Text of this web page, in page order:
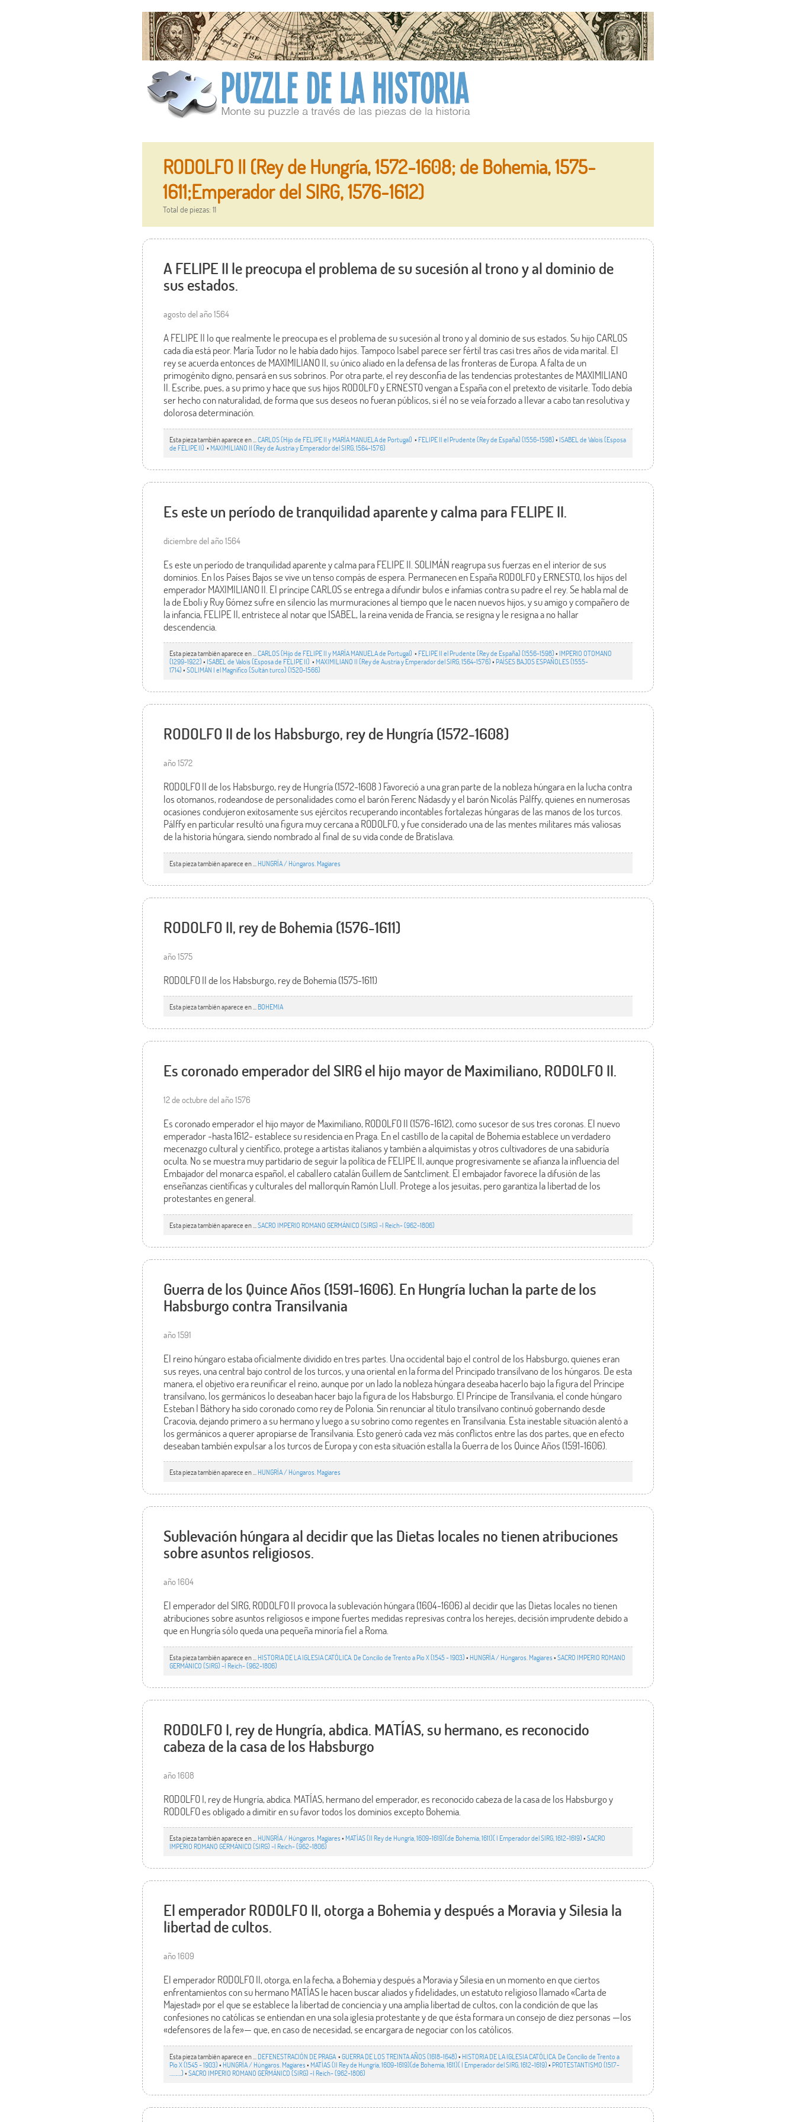
RODOLFO II (Rey de Hungría, 1572-1608; de Bohemia, 1575-
1611;Emperador del SIRG, 1576-1612)
Total de piezas: 11
A FELIPE II le preocupa el problema de su sucesión al trono y al dominio de
sus estados.
agosto del año 1564
A FELIPE II lo que realmente le preocupa es el problema de su sucesión al trono y al dominio de sus estados. Su hijo CARLOS
cada día está peor. María Tudor no le había dado hijos. Tampoco Isabel parece ser fértil tras casi tres años de vida marital. El
rey se acuerda entonces de MAXIMILIANO II, su único aliado en la defensa de las fronteras de Europa. A falta de un
primogénito digno, pensará en sus sobrinos. Por otra parte, el rey desconfia de las tendencias protestantes de MAXIMILIANO
II. Escribe, pues, a su primo y hace que sus hijos RODOLFO y ERNESTO vengan a España con el pretexto de visitarle. Todo debía
ser hecho con naturalidad, de forma que sus deseos no fueran públicos, si él no se veía forzado a llevar a cabo tan resolutiva y
dolorosa determinación.
Esta pieza también aparece en ...CARLOS (Hijo de FELIPE II y MARÍA MANUELA de Portugal) • FELIPE II el Prudente (Rey de España) (1556-1598)• ISABEL de Valois (Esposa
de FELIPE II) • MAXIMILIANO II (Rey de Austria y Emperador del SIRG, 1564-1576)
Es este un período de tranquilidad aparente y calma para FELIPE II.
diciembre del año 1564
Es este un período de tranquilidad aparente y calma para FELIPE II. SOLIMÁN reagrupa sus fuerzas en el interior de sus
dominios. En los Países Bajos se vive un tenso compás de espera. Permanecen en España RODOLFO y ERNESTO, los hijos del
emperador MAXIMILIANO II. El príncipe CARLOS se entrega a difundir bulos e infamias contra su padre el rey. Se habla mal de
la de Eboli y Ruy Gómez sufre en silencio las murmuraciones al tiempo que le nacen nuevos hijos, y su amigo y compañero de
la infancia, FELIPE II, entristece al notar que ISABEL, la reina venida de Francia, se resigna y le resigna a no hallar
descendencia.
Esta pieza también aparece en ...CARLOS (Hijo de FELIPE II y MARÍA MANUELA de Portugal) • FELIPE II el Prudente (Rey de España) (1556-1598)• IMPERIO OTOMANO
(1299-1922)• ISABEL de Valois (Esposa de FELIPE II) • MAXIMILIANO II (Rey de Austria y Emperador del SIRG, 1564-1576)• PAÍSES BAJOS ESPAÑOLES (1555-
1714)•SOLIMÁN I el Magnífico (Sultán turco) (1520-1566)
RODOLFO II de los Habsburgo, rey de Hungría (1572-1608)
año 1572
RODOLFO II de los Habsburgo, rey de Hungría (1572-1608 ) Favoreció a una gran parte de la nobleza húngara en la lucha contra
los otomanos, rodeandose de personalidades como el barón Ferenc Nádasdy y el barón Nicolás Pálffy, quienes en numerosas
ocasiones condujeron exitosamente sus ejércitos recuperando incontables fortalezas húngaras de las manos de los turcos.
Pálffy en particular resultó una figura muy cercana a RODOLFO, y fue considerado una de las mentes militares más valiosas
de la historia húngara, siendo nombrado al final de su vida conde de Bratislava.
Esta pieza también aparece en ... HUNGRÍA / Húngaros. Magiares
RODOLFO II, rey de Bohemia (1576-1611)
año 1575
RODOLFO II de los Habsburgo, rey de Bohemia (1575-1611)
Esta pieza también aparece en ...BOHEMIA
Es coronado emperador del SIRG el hijo mayor de Maximiliano, RODOLFO II.
12 de octubre del año 1576
Es coronado emperador el hijo mayor de Maximiliano, RODOLFO II (1576-1612), como sucesor de sus tres coronas. El nuevo
emperador -hasta 1612- establece su residencia en Praga. En el castillo de la capital de Bohemia establece un verdadero
mecenazgo cultural y científico, protege a artistas italianos y también a alquimistas y otros cultivadores de una sabiduría
oculta. No se muestra muy partidario de seguir la política de FELIPE II, aunque progresivamente se afianza la influencia del
Embajador del monarca español, el caballero catalán Guillem de Santcliment. El embajador favorece la difusión de las
enseñanzas científicas y culturales del mallorquín Ramón Llull. Protege a los jesuitas, pero garantiza la libertad de los
protestantes en general.
Esta pieza también aparece en ...SACRO IMPERIO ROMANO GERMÁNICO (SIRG) -I Reich- (962-1806)
Guerra de los Quince Años (1591-1606). En Hungría luchan la parte de los
Habsburgo contra Transilvania
año 1591
El reino húngaro estaba oficialmente dividido en tres partes. Una occidental bajo el control de los Habsburgo, quienes eran
sus reyes, una central bajo control de los turcos, y una oriental en la forma del Principado transilvano de los húngaros. De esta
manera, el objetivo era reunificar el reino, aunque por un lado la nobleza húngara deseaba hacerlo bajo la figura del Príncipe
transilvano, los germánicos lo deseaban hacer bajo la figura de los Habsburgo. El Príncipe de Transilvania, el conde húngaro
Esteban I Báthory ha sido coronado como rey de Polonia. Sin renunciar al título transilvano continuó gobernando desde
Cracovia, dejando primero a su hermano y luego a su sobrino como regentes en Transilvania. Esta inestable situación alentó a
los germánicos a querer apropiarse de Transilvania. Esto generó cada vez más conflictos entre las dos partes, que en efecto
deseaban también expulsar a los turcos de Europa y con esta situación estalla la Guerra de los Quince Años (1591-1606).
Esta pieza también aparece en ...HUNGRÍA / Húngaros. Magiares
Sublevación húngara al decidir que las Dietas locales no tienen atribuciones
sobre asuntos religiosos.
año 1604
El emperador del SIRG, RODOLFO II provoca la sublevación húngara (1604-1606) al decidir que las Dietas locales no tienen
atribuciones sobre asuntos religiosos e impone fuertes medidas represivas contra los herejes, decisión imprudente debido a
que en Hungría sólo queda una pequeña minoría fiel a Roma.
Esta pieza también aparece en ... HISTORIA DE LA IGLESIA CATÓLICA. De Concilio de Trento a Pío X (1545 - 1903)• HUNGRÍA / Húngaros. Magiares•SACRO IMPERIO ROMANO
GERMÁNICO (SIRG) -I Reich- (962-1806)
RODOLFO I, rey de Hungría, abdica. MATÍAS, su hermano, es reconocido
cabeza de la casa de los Habsburgo
año 1608
RODOLFO I, rey de Hungría, abdica. MATÍAS, hermano del emperador, es reconocido cabeza de la casa de los Habsburgo y
RODOLFO es obligado a dimitir en su favor todos los dominios excepto Bohemia.
Esta pieza también aparece en ...HUNGRÍA / Húngaros. Magiares• MATÍAS (II Rey de Hungría, 1609-1619)(de Bohemia, 1611)( I Emperador del SIRG, 1612-1619)•SACRO
IMPERIO ROMANO GERMÁNICO (SIRG) -I Reich- (962-1806)
El emperador RODOLFO II, otorga a Bohemia y después a Moravia y Silesia la
libertad de cultos.
año 1609
El emperador RODOLFO II, otorga, en la fecha, a Bohemia y después a Moravia y Silesia en un momento en que ciertos
enfrentamientos con su hermano MATÍAS le hacen buscar aliados y fidelidades, un estatuto religioso llamado «Carta de
Majestad» por el que se establece la libertad de conciencia y una amplia libertad de cultos, con la condición de que las
confesiones no católicas se entiendan en una sola iglesia protestante y de que ésta formara un consejo de diez personas —los
«defensores de la fe»— que, en caso de necesidad, se encargara de negociar con los católicos.
Esta pieza también aparece en ... DEFENESTRACIÓN DE PRAGA •GUERRA DE LOS TREINTA AÑOS (1618-1648)• HISTORIA DE LA IGLESIA CATÓLICA. De Concilio de Trento a
Pío X (1545 - 1903)• HUNGRÍA / Húngaros. Magiares• MATÍAS (II Rey de Hungría, 1609-1619)(de Bohemia, 1611)( I Emperador del SIRG, 1612-1619)• PROTESTANTISMO (1517-
……….)•SACRO IMPERIO ROMANO GERMÁNICO (SIRG) -I Reich- (962-1806)